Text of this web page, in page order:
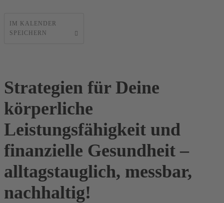
IM KALENDER
SPEICHERN
Strategien für Deine
körperliche
Leistungsfähigkeit und
finanzielle Gesundheit –
alltagstauglich, messbar,
nachhaltig!